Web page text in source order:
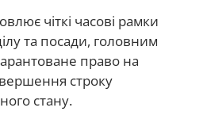
чіткі часові рамки
та посади, головним
право на
строку
стану.